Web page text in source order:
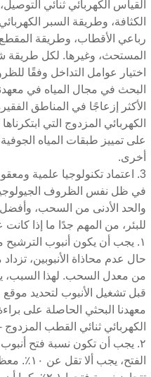
القياس الكهربائي ثنائي
الكثافة، وطريقة السبر
رباعي الأقطاب، وطريقة
المستحث، وغيرها. لكل
اختيار عوامل التداخل وفقًا
البحث في مجال المياه في
الأكثر إزعاجًا في المناطق
الكهربائي المزدوج التي
على تمييز طبقات المياه
أخرى.
3. اعتماد تكنولوجيا علمية ومعقولة لتشكيل الآبار
في ظل نفس الظروف
والحد الأدنى من السحب،
للبئر، من المهم جدًا ما إذا
١. يجب أن يكون أنبوب الترشيح
حال عدم محاذاة الأنبوبين،
من معدل السحب. لهذا السبب،
قبل تشغيل الأنبوب لتحديد موقع
معهدنا البحثي الحاصلة على
الكهربائي ثنائي القطب
٢. يجب أن تكون نسبة فتح
الفتح،